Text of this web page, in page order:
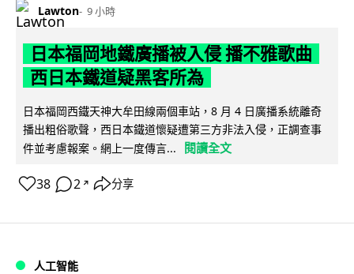
Lawton 9 小時
日本福岡地鐵廣播被入侵 播不雅歌曲
西日本鐵道疑黑客所為
日本福岡西鐵天神大牟田線兩個車站，8 月 4 日廣播系統離奇
播出粗俗歌聲，西日本鐵道懷疑遭第三方非法入侵，正調查事
件並考慮報案。網上一度傳言...
閱讀全文
38 2 ↗ 分享
人工智能